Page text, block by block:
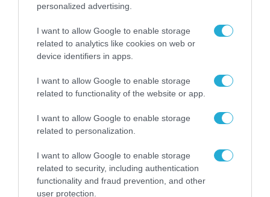
personalized advertising.
I want to allow Google to enable storage
related to analytics like cookies on web or
device identifiers in apps.
I want to allow Google to enable storage
related to functionality of the website or app.
I want to allow Google to enable storage
related to personalization.
I want to allow Google to enable storage
related to security, including authentication
functionality and fraud prevention, and other
user protection.
«Οι εντελώς αθώοι»: Η ανάρτηση του Αρκά για
τα ζώα που χάθηκαν στις πυρκαγιές της